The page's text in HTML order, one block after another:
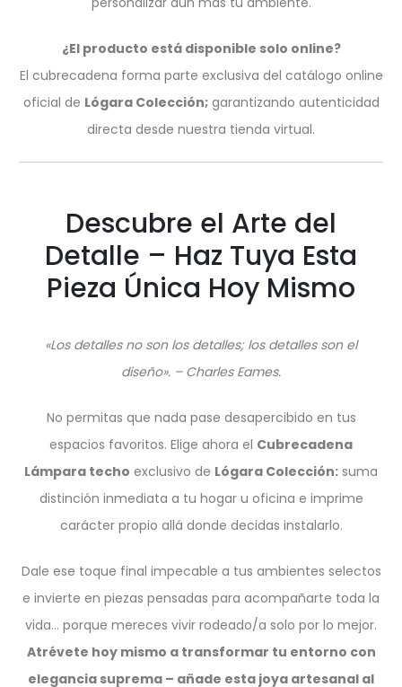
¿El producto está disponible solo online?
El cubrecadena forma parte exclusiva del catálogo online
oficial de Lógara Colección;garantizando autenticidad
directa desde nuestra tienda virtual.
Descubre el Arte del
Detalle – Haz Tuya Esta
Pieza Única Hoy Mismo
«Los detalles no son los detalles; los detalles son el
diseño». – Charles Eames.
No permitas que nada pase desapercibido en tus
espacios favoritos. Elige ahora el Cubrecadena
Lámpara techo exclusivo de Lógara Colección: suma
distinción inmediata a tu hogar u oficina e imprime
carácter propio allá donde decidas instalarlo.
Dale ese toque final impecable a tus ambientes selectos
e invierte en piezas pensadas para acompañarte toda la
vida… porque mereces vivir rodeado/a solo por lo mejor.
Atrévete hoy mismo a transformar tu entorno con
elegancia suprema – añade esta joya artesanal al